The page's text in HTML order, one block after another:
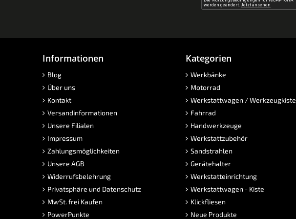
Informationen
Blog
Über uns
Kontakt
Versandinformationen
Unsere Filialen
Impressum
Zahlungsmöglichkeiten
Unsere AGB
Widerrufsbelehrung
Privatsphäre und Datenschutz
MwSt. frei Kaufen
PowerPunkte
Kategorien
Werkbänke
Motorrad
Werkstattwagen / Werkzeugkiste
Fahrrad
Handwerkzeuge
Werkstattzubehör
Sandstrahlen
Gerätehalter
Werkstatteinrichtung
Werkstattwagen - Kiste
Klickfliesen
Neue Produkte